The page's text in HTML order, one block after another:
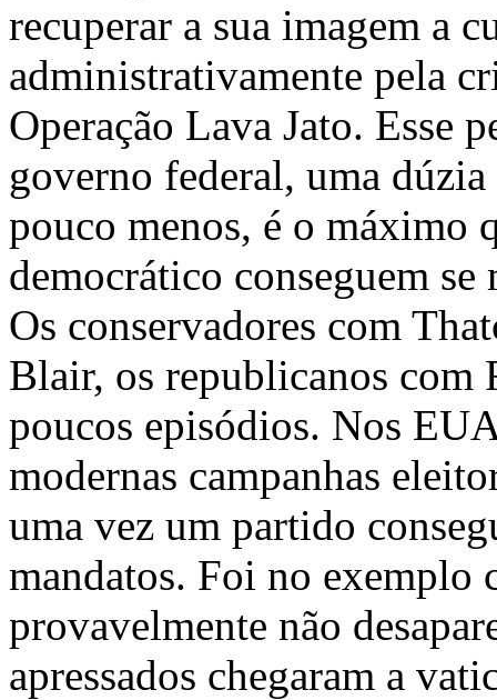
recuperar a sua imagem a
administrativamente pela
Operação Lava Jato. Esse
governo federal, uma
pouco menos, é o máximo
democrático conseguem se
Os conservadores com
Blair, os republicanos com
poucos episódios. Nos
modernas campanhas
uma vez um partido
mandatos. Foi no exemplo
provavelmente não
apressados chegaram a